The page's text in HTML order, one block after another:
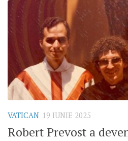
VATICAN 19 IUNIE 2025
Robert Prevost a